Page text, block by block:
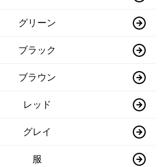
グリーン
ブラック
ブラウン
レッド
グレイ
服